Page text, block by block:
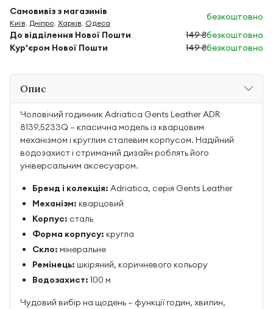
Самовивіз з магазинів
Київ, Дніпро, Харків, Одеса
безкоштовно
До відділення Нової Пошти
149 ₴безкоштовно
Кур'єром Нової Пошти
149 ₴безкоштовно
Опис
Чоловічий годинник Adriatica Gents Leather ADR
8139.5233Q — класична модель із кварцовим
механізмом і круглим сталевим корпусом. Надійний
водозахист і стриманий дизайн роблять його
універсальним аксесуаром.
Бренд і колекція: Adriatica, серія Gents Leather
Механізм: кварцовий
Корпус: сталь
Форма корпусу: кругла
Скло: мінеральне
Ремінець: шкіряний, коричневого кольору
Водозахист: 100 м
Чудовий вибір на щодень — функції годин, хвилин,